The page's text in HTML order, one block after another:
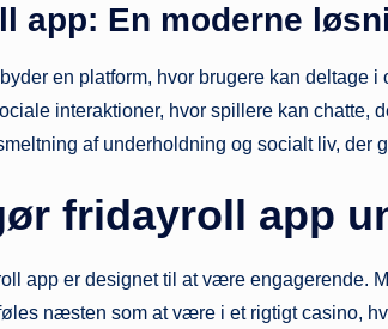
app: En moderne
en platform, hvor brugere kan deltage
interaktioner, hvor spillere kan chatte,
af underholdning og socialt liv, der
fridayroll app
app er designet til at være engagerende.
næsten som at være i et rigtigt casino,